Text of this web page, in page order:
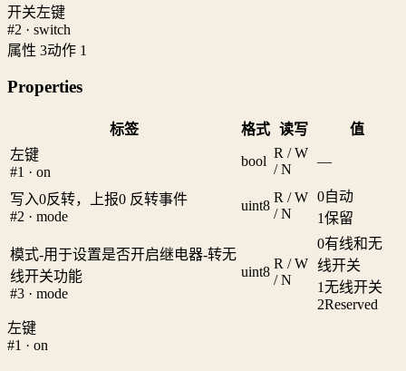
开关左键
#2 · switch
属性 3动作 1
Properties
标签 格式 读写
值
左键
#1 · on
bool
R / W
/ N
—
写入0反转，上报0 反转事件
#2 · mode
uint8
R / W
/ N
0自动
1保留
模式-用于设置是否开启继电器-转无
线开关功能
#3 · mode
uint8
R / W
/ N
0有线和无
线开关
1无线开关
2Reserved
左键
#1 · on